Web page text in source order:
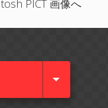
PICT 画像へ